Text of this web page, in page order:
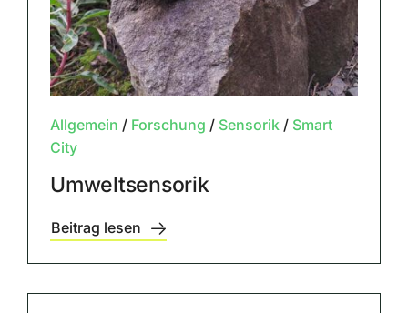
Allgemein / Forschung / Sensorik/ Smart
City
Umweltsensorik
Beitrag lesen